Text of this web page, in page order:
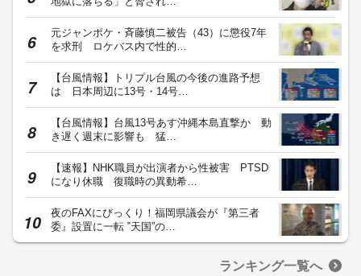
元ジャンポケ・斉藤慎二被告（43）に懲役7年
を求刑 ロケバス内で性的…
【台風情報】トリプル台風の今後の進路予想
は 日本周辺に13号・14号…
【台風情報】台風13号あす沖縄本島直撃か 動
き遅く週末に影響も 猛…
【速報】NHK職員が出演者から性被害 PTSD
になり休職 復職時の異動希…
夜のFAXにびっくり！福岡県議会が『第三者
委』設置に一転 ‟天国”の…
ランキング一覧へ